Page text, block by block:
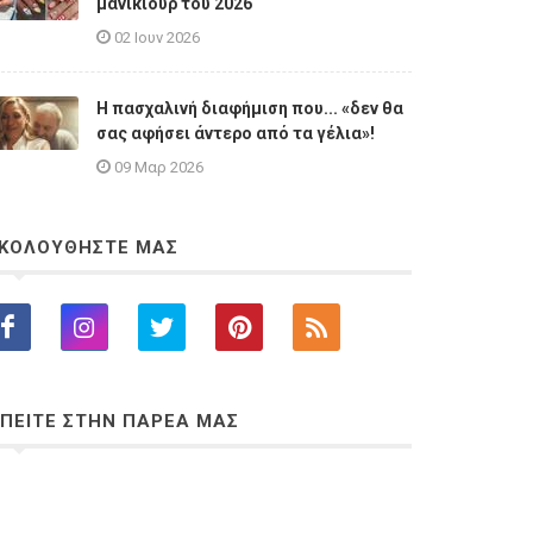
μανικιούρ του 2026
02 Ιουν 2026
Η πασχαλινή διαφήμιση που... «δεν θα
σας αφήσει άντερο από τα γέλια»!
09 Μαρ 2026
ΜΑΣ
ΣΤΗΝ ΠΑΡΕΑ ΜΑΣ